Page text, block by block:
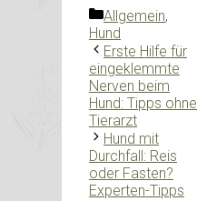
Kategorien
Allgemein,
Hund
Erste Hilfe für
eingeklemmte
Nerven beim
Hund: Tipps ohne
Tierarzt
Hund mit
Durchfall: Reis
oder Fasten?
Experten-Tipps